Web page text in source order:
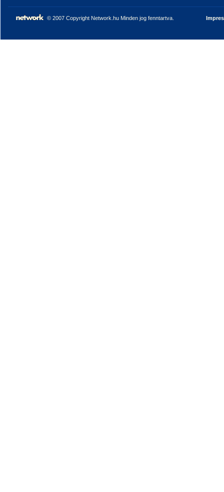
© 2007 Copyright Network.hu Minden jog fenntartva.